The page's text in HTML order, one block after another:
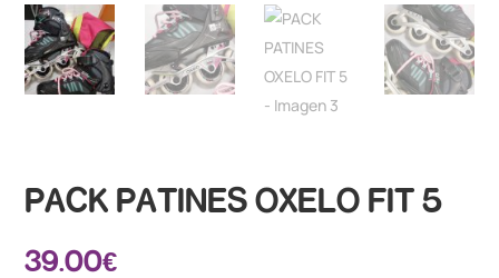
PACK PATINES OXELO FIT 5
39.00€